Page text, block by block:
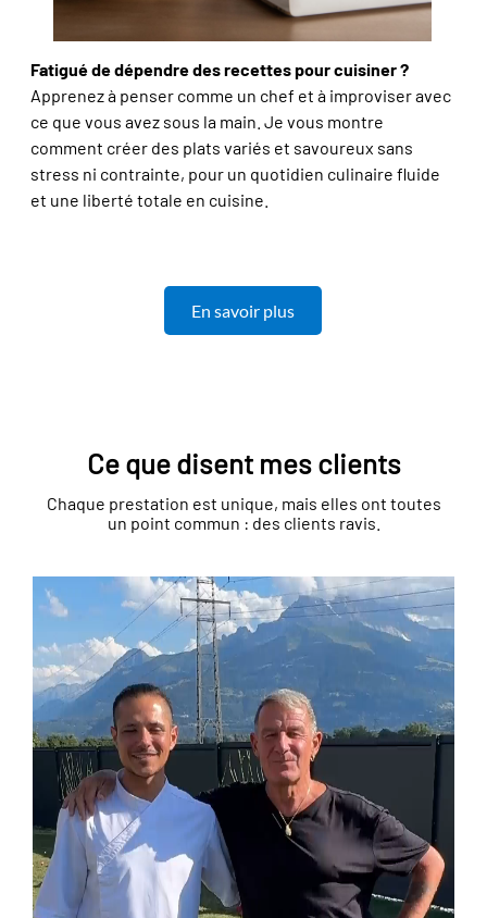
Fatigué de dépendre des recettes pour cuisiner ?
Apprenez à penser comme un chef et à improviser avec
ce que vous avez sous la main. Je vous montre
comment créer des plats variés et savoureux sans
stress ni contrainte, pour un quotidien culinaire fluide
et une liberté totale en cuisine.
En savoir plus
Ce que disent mes clients
Chaque prestation est unique, mais elles ont toutes
un point commun : des clients ravis.